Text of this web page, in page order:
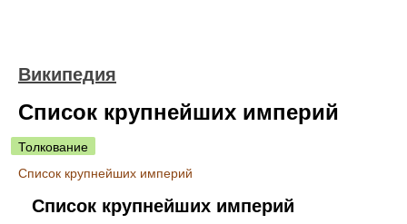
Википедия
Список крупнейших империй
Толкование
Список крупнейших империй
Список крупнейших империй